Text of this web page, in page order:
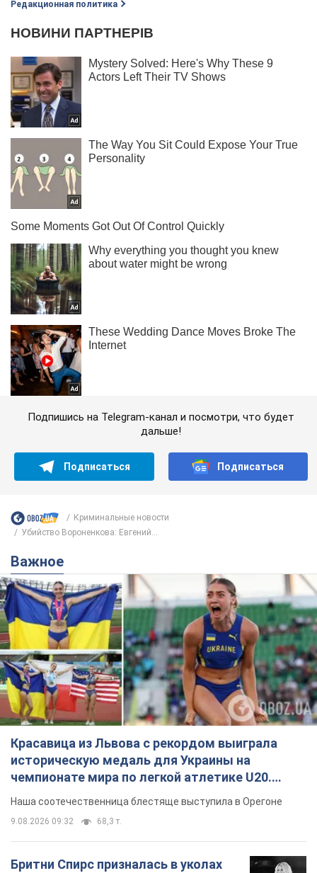
Редакционная политика
Подпишись на Telegram-канал и посмотри, что будет
дальше!
Подписаться Подписаться
Криминальные новости
Убийство Вороненкова: Евгений...
Важное
Красавица из Львова с рекордом выиграла
историческую медаль для Украины на
чемпионате мира по легкой атлетике U20.
Видео
Наша соотечественница блестяще выступила в Орегоне
9.08.2026 09:32 68,3 т.
Бритни Спирс призналась в уколах